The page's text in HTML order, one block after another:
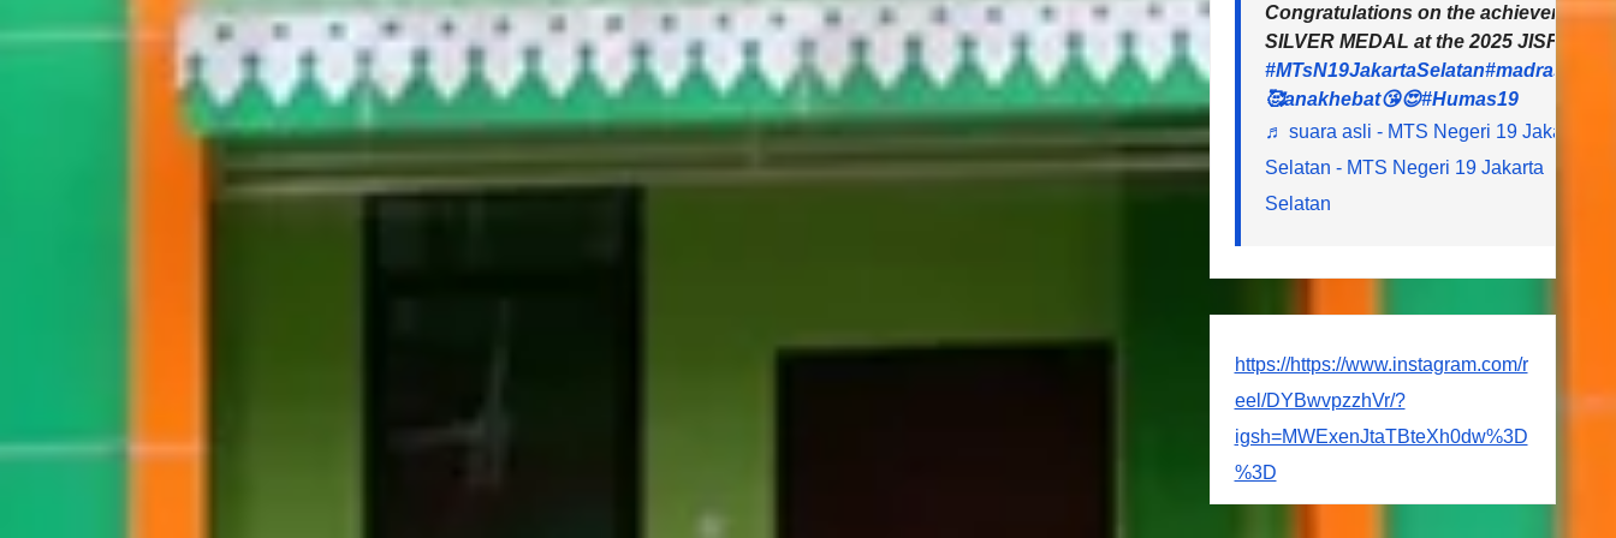
Congratulations on the achievements
SILVER MEDAL at the 2025 JISF
#MTsN19JakartaSelatan
🥰anakhebat😘😍#Humas19
♬ suara asli - MTS Negeri 19 Jakarta
Selatan - MTS Negeri 19 Jakarta
Selatan
https://https://www.instagram.com/r
eel/DYBwvpzzhVr/?
igsh=MWExenJtaTBteXh0dw%3D
%3D